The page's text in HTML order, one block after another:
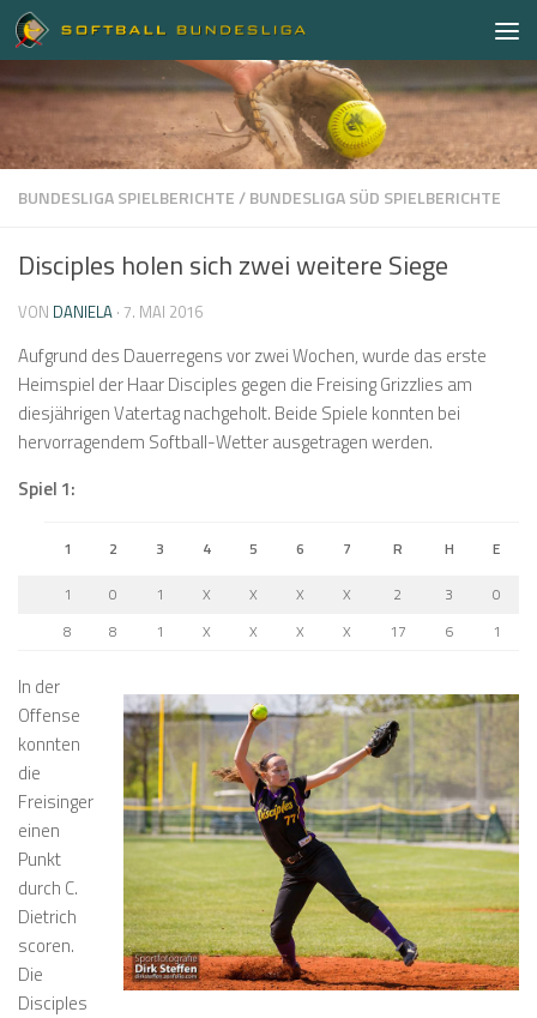
Zum Inhalt springen
BUNDESLIGA SPIELBERICHTE/BUNDESLIGA SÜD SPIELBERICHTE
Disciples holen sich zwei weitere Siege
VON DANIELA · 7. MAI 2016
Aufgrund des Dauerregens vor zwei Wochen, wurde das erste
Heimspiel der Haar Disciples gegen die Freising Grizzlies am
diesjährigen Vatertag nachgeholt. Beide Spiele konnten bei
hervorragendem Softball-Wetter ausgetragen werden.
Spiel 1:
1 2 3 4 5 6 7 R H
E
1
0 1 X X X X 2 3
0
8
8 1 X X X X 17 6 1
In der
Offense
konnten
die
Freisinger
einen
Punkt
durch C.
Dietrich
scoren.
Die
Disciples